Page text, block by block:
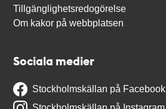
Tillgänglighetsredogörelse
Om kakor på webbplatsen
Sociala medier
Stockholmskällan på Facebook